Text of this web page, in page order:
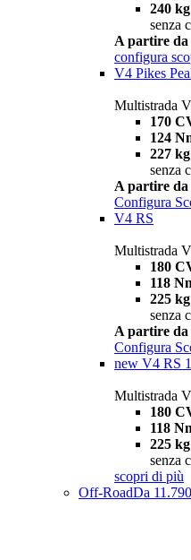
240 kg
senza
A partire da
configura
V4 Pikes
Multistrada
170
124
227 kg
senza
A partire da
Configura
V4 RS
Multistrada
180
118
225 kg
senza
A partire da
Configura
new V4 RS
Multistrada
180
118
225 kg
senza
scopri di più
Off-RoadDa